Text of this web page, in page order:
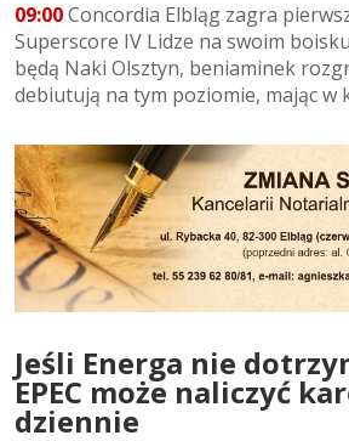
09:00Concordia Elbląg zagra
Superscore IV Lidze na swoim
będą Naki Olsztyn, beniaminek
debiutują na tym poziomie, mając w
Jeśli Energa nie
EPEC może naliczyć
dziennie